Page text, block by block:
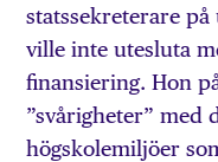
statssekreterare
ville inte utesluta
finansiering. Hon
”svårigheter” med
högskolemiljöer